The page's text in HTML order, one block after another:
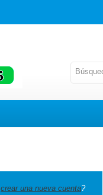
crear una nueva cuenta?